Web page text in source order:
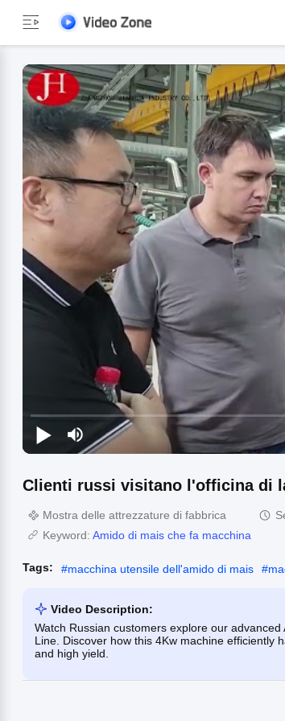
Clienti russi visitano l'officina di
Mostra delle attrezzature di fabbrica
Keyword: Amido di mais che fa macchina
Tags: #macchina utensile dell'amido di mais #
Video Description:
Watch Russian customers explore our
Line. Discover how this 4Kw machine efficiently
and high yield.